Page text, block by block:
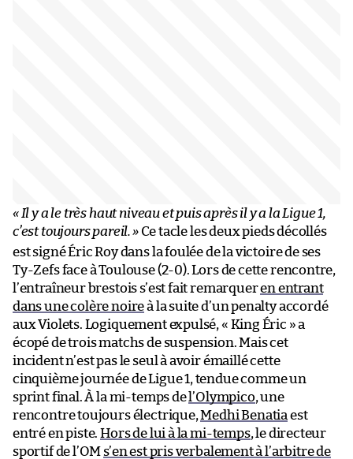
« Il y a le très haut niveau et puis après il y a la Ligue 1,
c’est toujours pareil.» Ce tacle les deux pieds décollés
est signé Éric Roy dans la foulée de la victoire de ses
Ty-Zefs face à Toulouse (2-0). Lors de cette rencontre,
l’entraîneur brestois s’est fait remarqueren entrant
dans une colère noireà la suite d’un penalty accordé
aux Violets. Logiquement expulsé, « King Éric » a
écopé de trois matchs de suspension. Mais cet
incident n’est pas le seul à avoir émaillé cette
cinquième journée de Ligue 1, tendue comme un
sprint final. À la mi-temps del’Olympico, une
rencontre toujours électrique,Medhi Benatia est
entré en piste.Hors de lui à la mi-temps, le directeur
sportif de l’OM s’en est pris verbalement à l’arbitre de